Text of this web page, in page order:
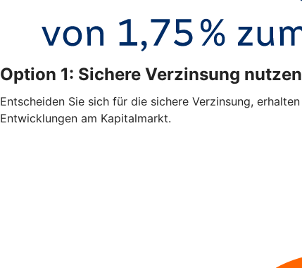
Option 1: Sichere Verzinsung nutzen
Entscheiden Sie sich für die sichere Verzinsung,
Entwicklungen am Kapitalmarkt.